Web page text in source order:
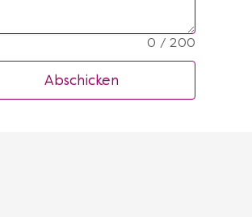
0 / 200
Abschicken